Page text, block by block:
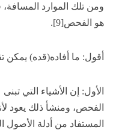
ومن تلك الموارد
هو الفحص[9].
أقول: ما أفاده(قده) يمكن
الأول: إن الأشياء التي
الفحص، ومنشأ ذلك يعود
المستفاد من أدلة